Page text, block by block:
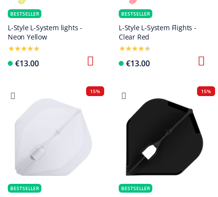
BESTSELLER
L-Style L-System lights -
Neon Yellow
€13.00
BESTSELLER
L-Style L-System Flights -
Clear Red
€13.00
15%
BESTSELLER
15%
BESTSELLER